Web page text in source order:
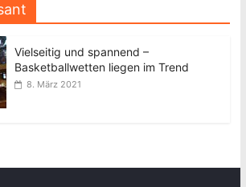
Vielseitig und spannend –
Basketballwetten liegen im Trend
8. März 2021